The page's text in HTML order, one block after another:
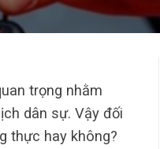
trọng nhằm
dân sự. Vậy đối
thực hay không?